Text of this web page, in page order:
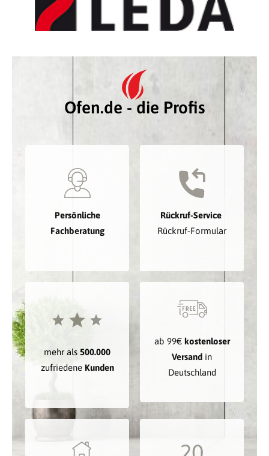
Ofen.de - die Profis
Persönliche
Fachberatung
Rückruf-Service
Rückruf-Formular
mehr als 500.000
zufriedene Kunden
ab 99€ kostenloser
Versand in
Deutschland